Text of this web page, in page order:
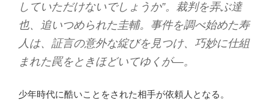
していただけないでしょうか”。裁判を弄ぶ達
也、追いつめられた圭輔。事件を調べ始めた寿
人は、証言の意外な綻びを見つけ、巧妙に仕組
まれた罠をときほどいてゆくが―。
少年時代に酷いことをされた相手が依頼人となる。